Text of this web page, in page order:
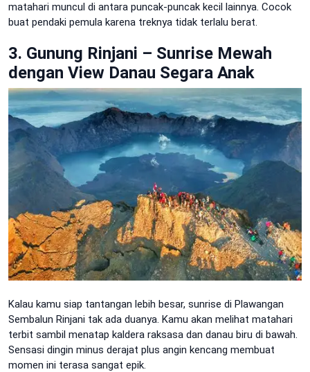
matahari muncul di antara puncak-puncak kecil lainnya. Cocok
buat pendaki pemula karena treknya tidak terlalu berat.
3. Gunung Rinjani – Sunrise Mewah
dengan View Danau Segara Anak
Kalau kamu siap tantangan lebih besar, sunrise di Plawangan
Sembalun Rinjani tak ada duanya. Kamu akan melihat matahari
terbit sambil menatap kaldera raksasa dan danau biru di bawah.
Sensasi dingin minus derajat plus angin kencang membuat
momen ini terasa sangat epik.